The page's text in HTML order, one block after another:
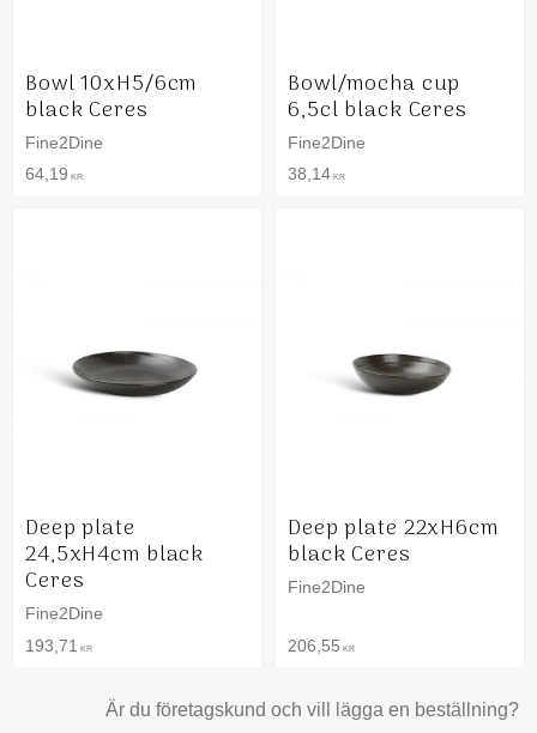
Bowl 10xH5/6cm
black Ceres
Fine2Dine
64,19 KR
Bowl/mocha cup
6,5cl black Ceres
Fine2Dine
38,14 KR
Deep plate
24,5xH4cm black
Ceres
Fine2Dine
193,71 KR
Deep plate 22xH6cm
black Ceres
Fine2Dine
206,55 KR
Är du företagskund och vill lägga en beställning?